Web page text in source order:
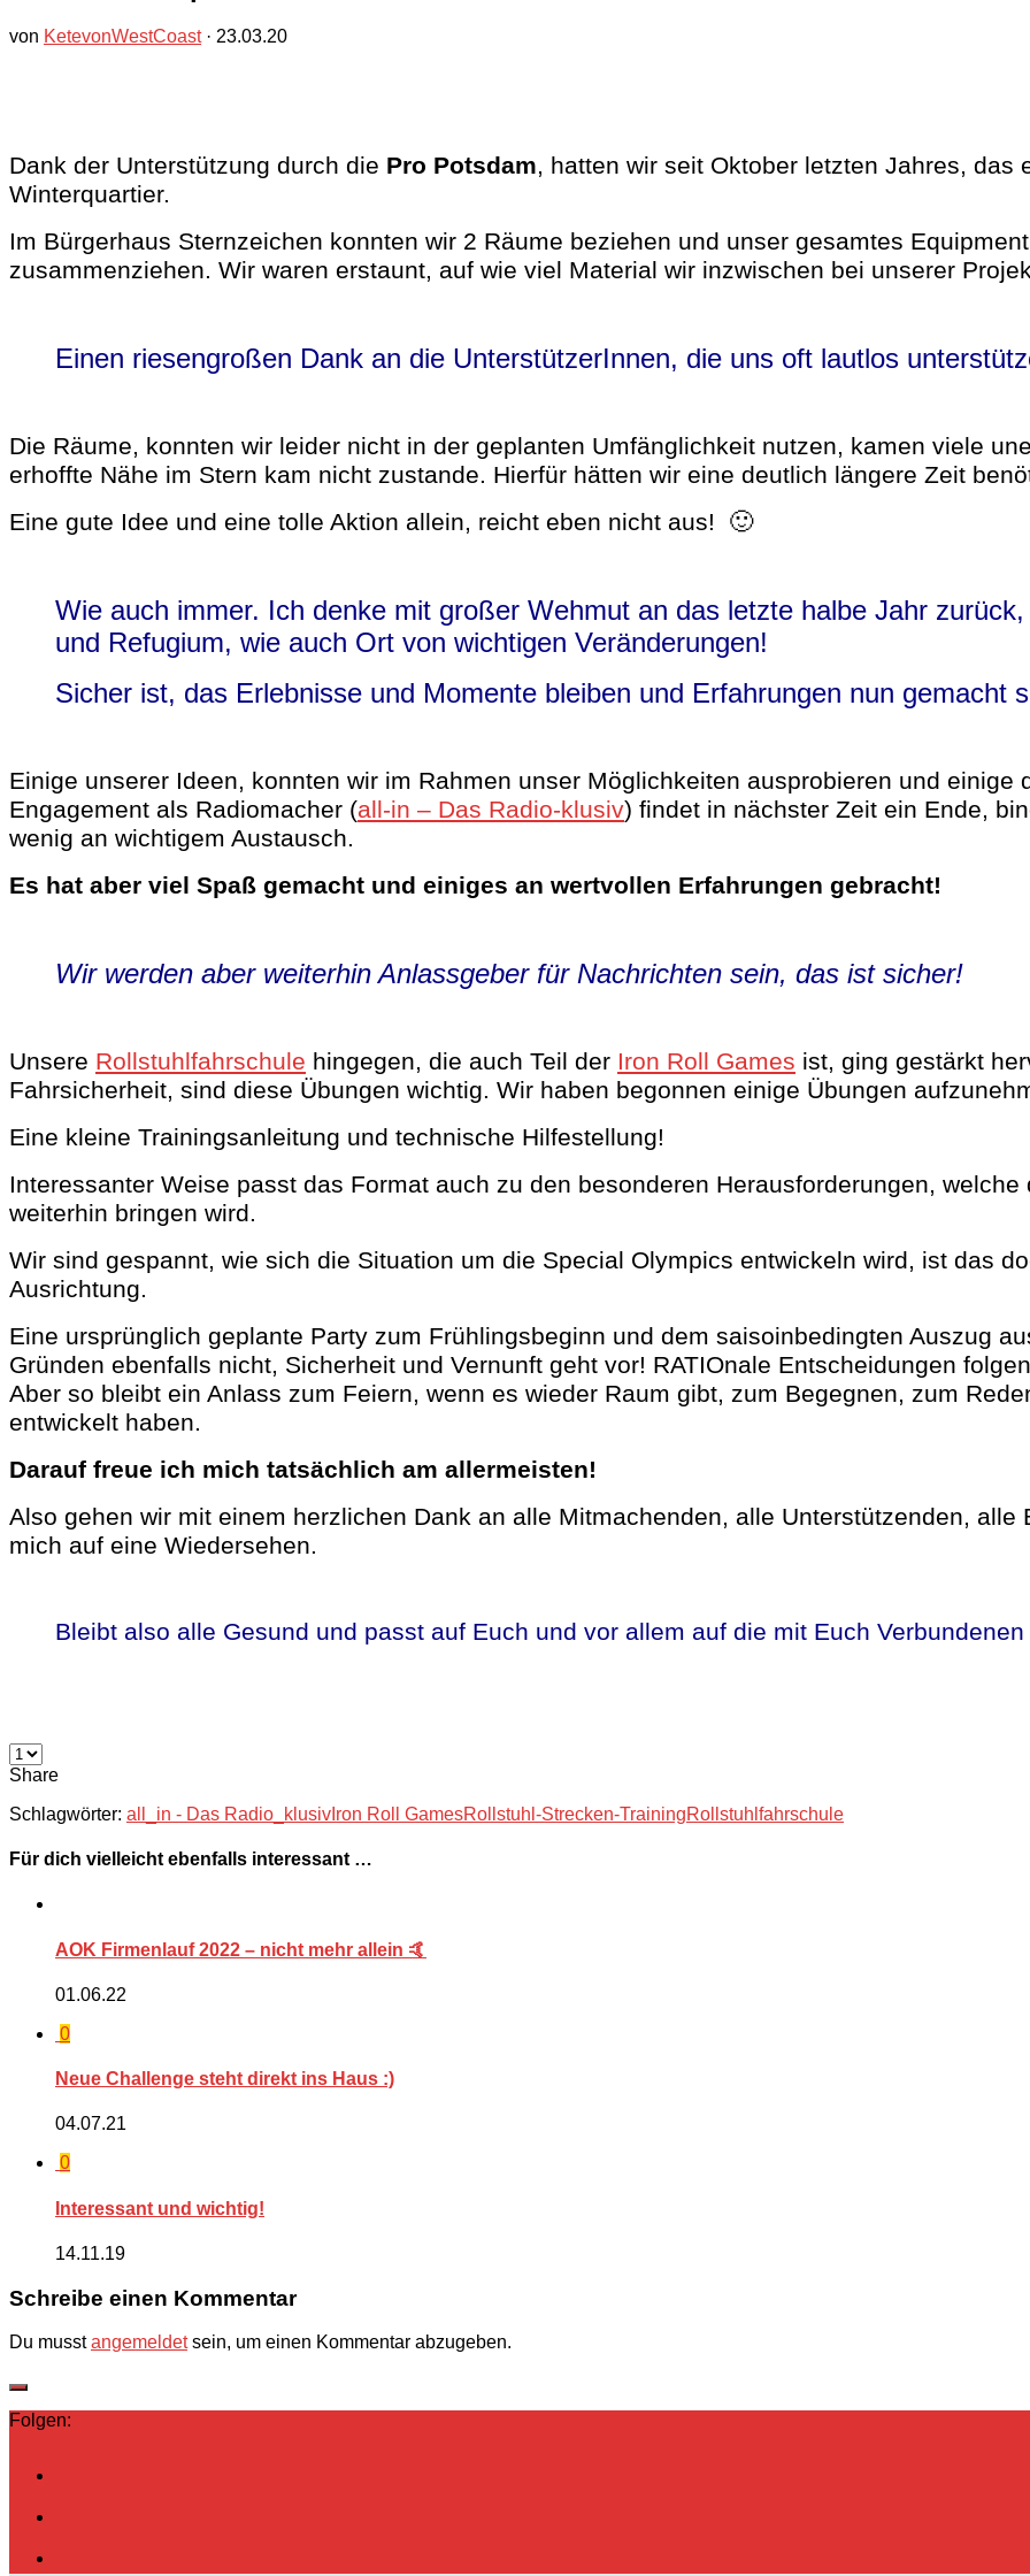
von KetevonWestCoast · 23.03.20
Dank der Unterstützung durch die Pro Potsdam, hatten wir seit Oktober letzten Jahres,
Winterquartier.
Im Bürgerhaus Sternzeichen konnten wir 2 Räume beziehen und unser gesamtes
zusammenziehen. Wir waren erstaunt, auf wie viel Material wir inzwischen bei unserer
Einen riesengroßen Dank an die UnterstützerInnen, die uns oft lautlos
Die Räume, konnten wir leider nicht in der geplanten Umfänglichkeit nutzen, kamen viele
erhoffte Nähe im Stern kam nicht zustande. Hierfür hätten wir eine deutlich längere Zeit
Eine gute Idee und eine tolle Aktion allein, reicht eben nicht aus! 🙂
Wie auch immer. Ich denke mit großer Wehmut an das letzte halbe Jahr
und Refugium, wie auch Ort von wichtigen Veränderungen!
Sicher ist, das Erlebnisse und Momente bleiben und Erfahrungen nun gemacht
Einige unserer Ideen, konnten wir im Rahmen unser Möglichkeiten ausprobieren und einige
Engagement als Radiomacher (all-in – Das Radio-klusiv) findet in nächster Zeit ein Ende,
wenig an wichtigem Austausch.
Es hat aber viel Spaß gemacht und einiges an wertvollen Erfahrungen gebracht!
Wir werden aber weiterhin Anlassgeber für Nachrichten sein, das ist sicher!
Unsere Rollstuhlfahrschule hingegen, die auch Teil der Iron Roll Games ist, ging gestärkt
Fahrsicherheit, sind diese Übungen wichtig. Wir haben begonnen einige Übungen
Eine kleine Trainingsanleitung und technische Hilfestellung!
Interessanter Weise passt das Format auch zu den besonderen Herausforderungen,
weiterhin bringen wird.
Wir sind gespannt, wie sich die Situation um die Special Olympics entwickeln wird, ist das
Ausrichtung.
Eine ursprünglich geplante Party zum Frühlingsbeginn und dem saisoinbedingten Auszug
Gründen ebenfalls nicht, Sicherheit und Vernunft geht vor! RATIOnale Entscheidungen
Aber so bleibt ein Anlass zum Feiern, wenn es wieder Raum gibt, zum Begegnen, zum
entwickelt haben.
Darauf freue ich mich tatsächlich am allermeisten!
Also gehen wir mit einem herzlichen Dank an alle Mitmachenden, alle Unterstützenden,
mich auf eine Wiedersehen.
Bleibt also alle Gesund und passt auf Euch und vor allem auf die mit Euch Verbundenen
Share
Schlagwörter: all_in - Das Radio_klusiv Iron Roll GamesRollstuhl-Strecken-TrainingRollstuhlfahrschule
Für dich vielleicht ebenfalls interessant …
AOK Firmenlauf 2022 – nicht mehr allein 🤙
01.06.22
0
Neue Challenge steht direkt ins Haus :)
04.07.21
0
Interessant und wichtig!
14.11.19
Schreibe einen Kommentar
Du musstangemeldetsein, um einen Kommentar abzugeben.
Folgen: